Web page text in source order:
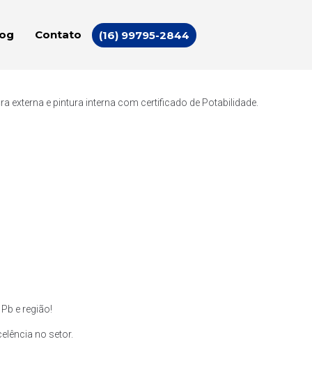
Contato (16) 99795-2844
e pintura interna com certificado de Potabilidade.
e região!
no setor.